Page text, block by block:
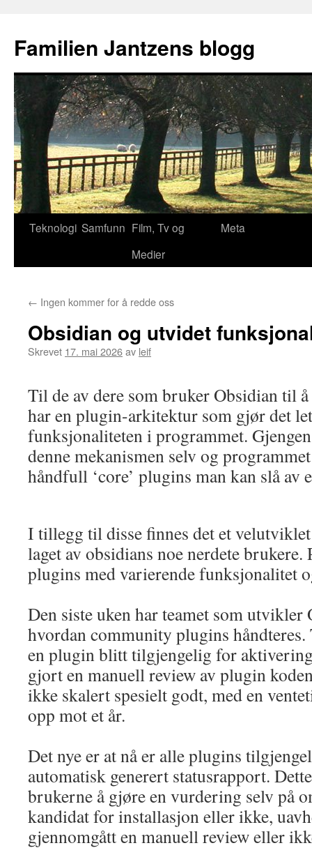
innhold
Familien Jantzens blogg
Teknologi Samfunn Film, Tv og
Medier
Meta
← Ingen kommer for å redde oss
Obsidian og utvidet
Skrevet 17. mai 2026av leif
Til de av dere som bruker Obsidian til
har en plugin-arkitektur som gjør det
funksjonaliteten i programmet.
denne mekanismen selv og
håndfull ‘core’ plugins man kan slå av
I tillegg til disse finnes det et
laget av obsidians noe nerdete brukere.
plugins med varierende funksjonalitet
Den siste uken har teamet som utvikler
hvordan community plugins
en plugin blitt tilgjengelig for
gjort en manuell review av plugin
ikke skalert spesielt godt, med en
opp mot et år.
Det nye er at nå er alle plugins
automatisk generert statusrapport.
brukerne å gjøre en vurdering selv på
kandidat for installasjon eller ikke,
gjennomgått en manuell review eller